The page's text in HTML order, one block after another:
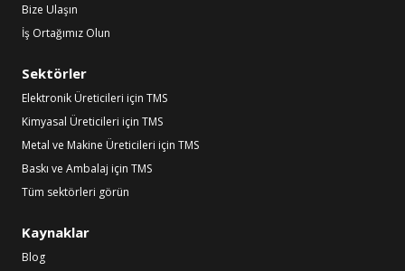
Bize Ulaşın
İş Ortağımız Olun
Sektörler
Elektronik Üreticileri için TMS
Kimyasal Üreticileri için TMS
Metal ve Makine Üreticileri için TMS
Baskı ve Ambalaj için TMS
Tüm sektörleri görün
Kaynaklar
Blog